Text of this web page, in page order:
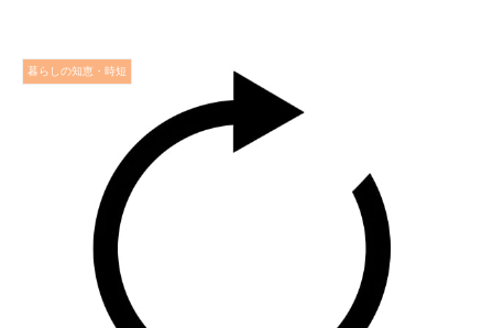
暮らしの知恵・時短